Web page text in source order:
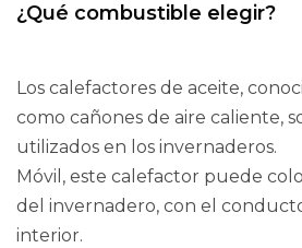
¿Qué combustible elegir?
Los calefactores de aceite,
como cañones de aire caliente,
utilizados en los invernaderos.
Móvil, este calefactor puede
del invernadero, con el
interior.